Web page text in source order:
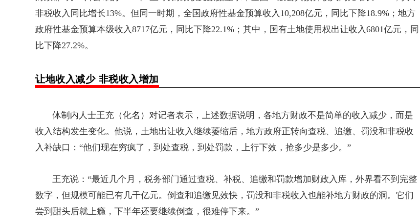
非税收入同比增长13%。但同一时期，全国政府性基金预算收入10,208亿元，同比下降18.9%；地方
政府性基金预算本级收入8717亿元，同比下降22.1%；其中，国有土地使用权出让收入6801亿元，同
比下降27.2%。
让地收入减少 非税收入增加
体制内人士王充（化名）对记者表示，上述数据说明， 各地方财政不是简单的收入减少，而是
收入结构发生变化。他说，土地出让收入继续萎缩后，地方政府正转向查税、追缴、罚没和非税收
入补缺口：“他们现在穷疯了，到处查税，到处罚款，上行下效，抢多少是多少。”
王充说：“最近几个月，税务部门通过查税、补税、追缴和罚款增加财政入库，外界看不到完整
数字，但规模可能已有几千亿元。倒查和追缴见效快，罚没和非税收入也能补地方财政的洞。它们
尝到甜头后就上瘾，下半年还要继续倒查，很难停下来。”